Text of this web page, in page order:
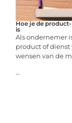
Hoe je de
is
Als ondernemer
product of
wensen van de
...